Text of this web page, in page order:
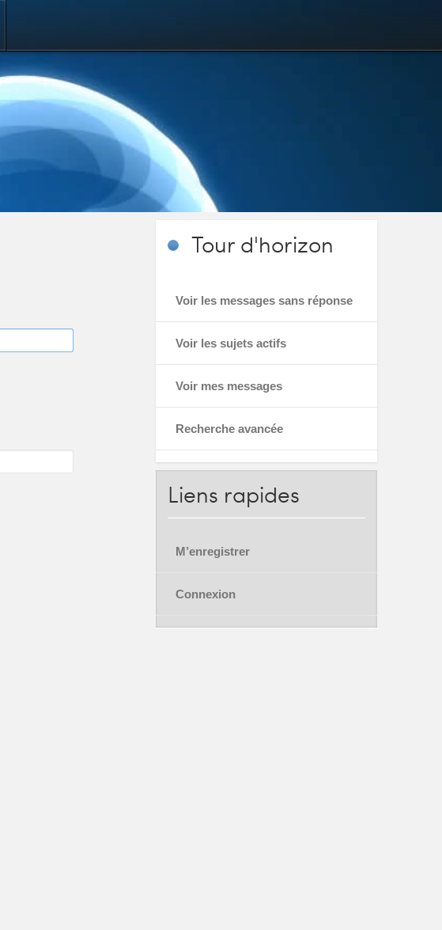
Tour d'horizon
Voir les messages sans réponse
Voir les sujets actifs
Voir mes messages
Recherche avancée
Liens rapides
M’enregistrer
Connexion